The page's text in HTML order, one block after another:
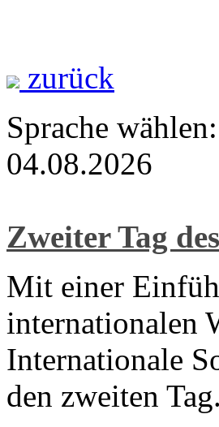
zurück
Sprache wählen:
04.08.2026
Zweiter Tag
Mit einer
internationalen
Internationale
den zweiten Tag.